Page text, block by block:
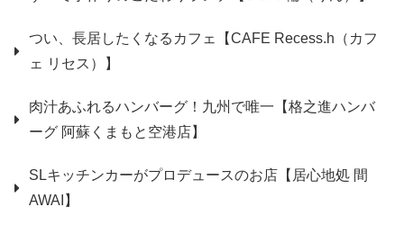
つい、長居したくなるカフェ【CAFE Recess.h（カフ
ェ リセス）】
肉汁あふれるハンバーグ！九州で唯一【格之進ハンバ
ーグ 阿蘇くまもと空港店】
SLキッチンカーがプロデュースのお店【居心地処 間
AWAI】